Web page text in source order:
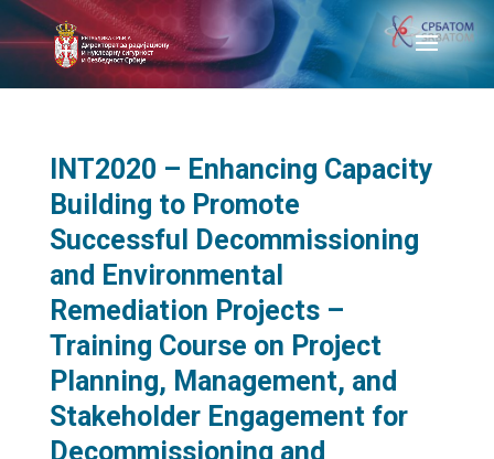
INT2020 – Enhancing Capacity
Building to Promote
Successful Decommissioning
and Environmental
Remediation Projects –
Training Course on Project
Planning, Management, and
Stakeholder Engagement for
Decommissioning and